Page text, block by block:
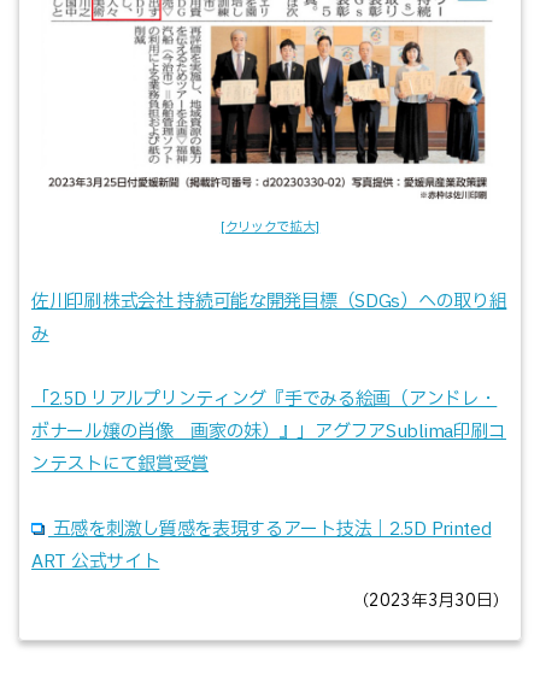
佐川印刷株式会社 持続可能な開発目標（SDGs）への取り組
み
「2.5D リアルプリンティング『手でみる絵画（アンドレ・
ボナール嬢の肖像 画家の妹）』」アグフアSublima印刷コ
ンテストにて銀賞受賞
五感を刺激し質感を表現するアート技法｜2.5D Printed
ART 公式サイト
（2023年3月30日）